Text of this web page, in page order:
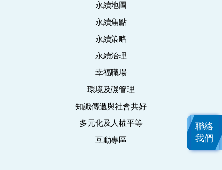
永續地圖
永續焦點
永續策略
永續治理
幸福職場
環境及碳管理
知識傳遞與社會共好
多元化及人權平等
互動專區
聯絡
我們